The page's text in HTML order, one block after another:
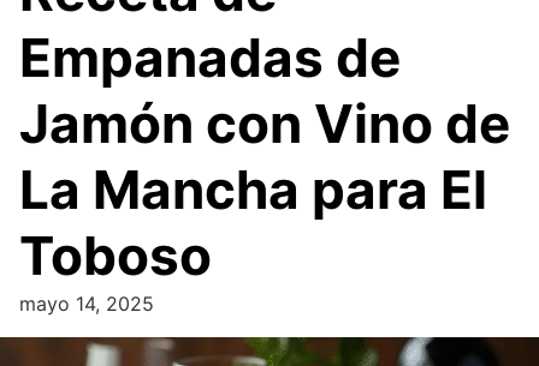
Empanadas de
Jamón con Vino de
La Mancha para El
Toboso
mayo 14, 2025